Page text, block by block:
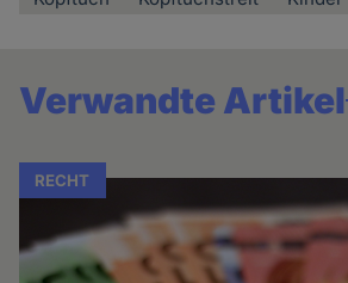
Verwandte Artikel
RECHT